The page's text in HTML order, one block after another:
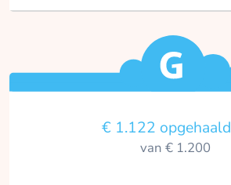
€ 1.122 opgehaald
van € 1.200